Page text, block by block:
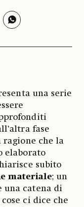
una serie
fase
ragione che la
elaborato
subito
materiale; un
una catena di
ci dice che